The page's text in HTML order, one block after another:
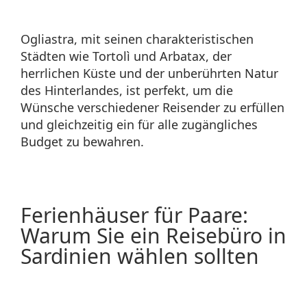
Ogliastra, mit seinen charakteristischen
Städten wie Tortolì und Arbatax, der
herrlichen Küste und der unberührten Natur
des Hinterlandes, ist perfekt, um die
Wünsche verschiedener Reisender zu erfüllen
und gleichzeitig ein für alle zugängliches
Budget zu bewahren.
Ferienhäuser für Paare:
Warum Sie ein Reisebüro in
Sardinien wählen sollten